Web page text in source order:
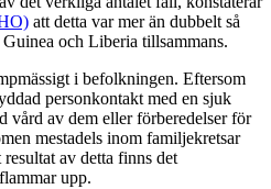
att detta var mer än dubbelt så
och Liberia tillsammans.
i befolkningen. Eftersom
personkontakt med en sjuk
vård av dem eller förberedelser för
mestadels inom familjekretsar
av detta finns det
upp.